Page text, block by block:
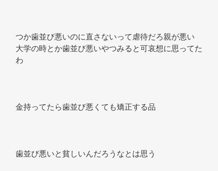
つか歯並び悪いのに直さないって虐待だろ親が悪い
大学の時とか歯並び悪いやつみると可哀想に思ってた
わ
金持ってたら歯並び悪くても矯正する品
歯並び悪いと貧しいんだろうなとは思う